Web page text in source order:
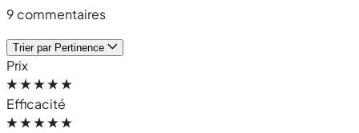
9 commentaires
Trier par Pertinence
Prix
Efficacité